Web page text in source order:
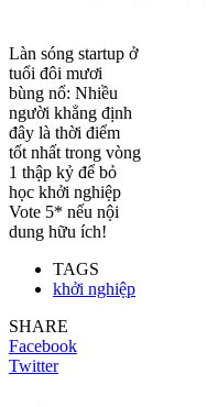
Làn sóng startup ở
tuổi đôi mươi
bùng nổ: Nhiều
người khẳng định
đây là thời điểm
tốt nhất trong vòng
1 thập kỷ để bỏ
học khởi nghiệp
Vote 5* nếu nội
dung hữu ích!
TAGS
khởi nghiệp
SHARE
Facebook
Twitter